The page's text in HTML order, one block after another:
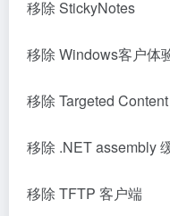
移除 StickyNotes
移除 Windows客户体
移除 Targeted
移除 .NET assembly
移除 TFTP 客户端